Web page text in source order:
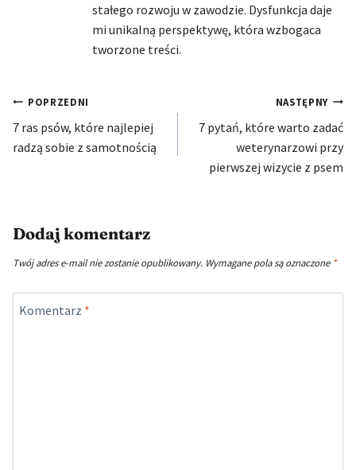
stałego rozwoju w zawodzie. Dysfunkcja daje
mi unikalną perspektywę, która wzbogaca
tworzone treści.
Nawigacja
wpisu
POPRZEDNI
7 ras psów, które najlepiej
radzą sobie z samotnością
NASTĘPNY
7 pytań, które warto zadać
weterynarzowi przy
pierwszej wizycie z psem
Dodaj komentarz
Twój adres e-mail nie zostanie opublikowany. Wymagane pola są oznaczone *
Komentarz *